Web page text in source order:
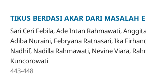
TIKUS BERDASI AKAR DARI MASALAH
Sari Ceri Febila, Ade Intan Rahmawati,
Adiba Nuraini, Febryana Ratnasari, Ika
Nadhif, Nadilla Rahmawati, Nevine Viara,
Kuncorowati
443-448